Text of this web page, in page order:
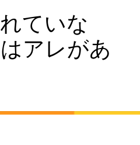
ていな
アレがあ